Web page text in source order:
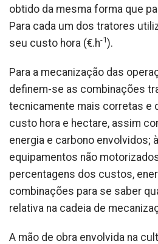
obtido da mesma forma que
Para cada um dos tratores
seu custo hora (€.h-1).
Para a mecanização das
definem-se as combinações
tecnicamente mais corretas e
custo hora e hectare, assim
energia e carbono envolvidos;
equipamentos não
percentagens dos custos,
combinações para se saber
relativa na cadeia de
A mão de obra envolvida na